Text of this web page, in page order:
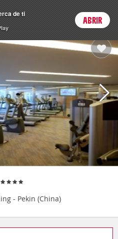
Login
- Pekin (China)
de ti
ABRIR